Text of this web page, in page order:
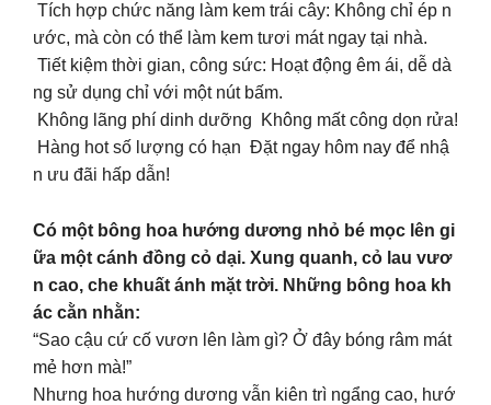
Tích hợp chức năng làm kem trái cây: Không chỉ ép n
ước, mà còn có thể làm kem tươi mát ngay tại nhà.
Tiết kiệm thời gian, công sức: Hoạt động êm ái, dễ dà
ng sử dụng chỉ với một nút bấm.
Không lãng phí dinh dưỡng Không mất công dọn rửa!
Hàng hot số lượng có hạn Đặt ngay hôm nay để nhậ
n ưu đãi hấp dẫn!
Có một bông hoa hướng dương nhỏ bé mọc lên gi
ữa một cánh đồng cỏ dại. Xung quanh, cỏ lau vươ
n cao, che khuất ánh mặt trời. Những bông hoa kh
ác cằn nhằn:
“Sao cậu cứ cố vươn lên làm gì? Ở đây bóng râm mát
mẻ hơn mà!”
Nhưng hoa hướng dương vẫn kiên trì ngẩng cao, hướ